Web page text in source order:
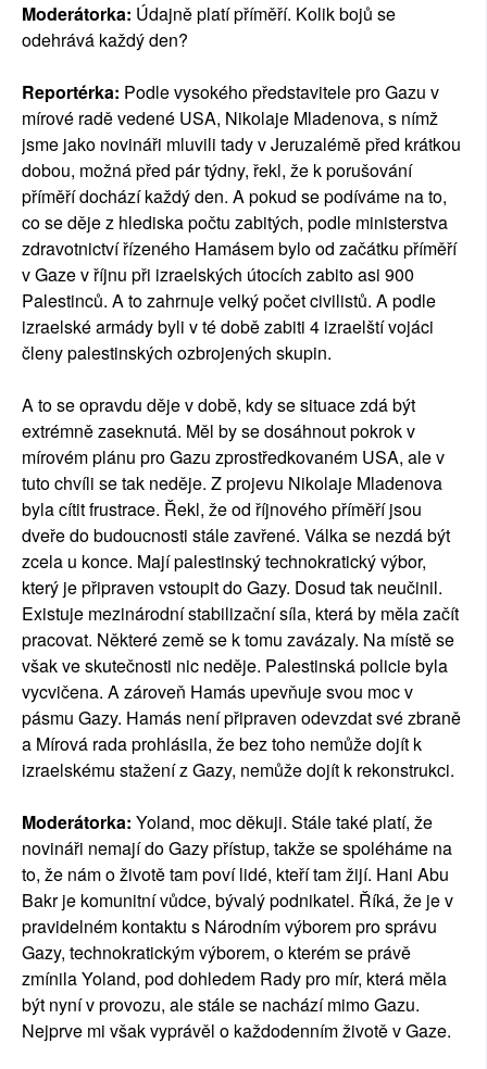
Moderátorka: Údajně platí příměří. Kolik bojů se
odehrává každý den?
Reportérka: Podle vysokého představitele pro Gazu v
mírové radě vedené USA, Nikolaje Mladenova, s nímž
jsme jako novináři mluvili tady v Jeruzalémě před krátkou
dobou, možná před pár týdny, řekl, že k porušování
příměří dochází každý den. A pokud se podíváme na to,
co se děje z hlediska počtu zabitých, podle ministerstva
zdravotnictví řízeného Hamásem bylo od začátku příměří
v Gaze v říjnu při izraelských útocích zabito asi 900
Palestinců. A to zahrnuje velký počet civilistů. A podle
izraelské armády byli v té době zabiti 4 izraelští vojáci
členy palestinských ozbrojených skupin.
A to se opravdu děje v době, kdy se situace zdá být
extrémně zaseknutá. Měl by se dosáhnout pokrok v
mírovém plánu pro Gazu zprostředkovaném USA, ale v
tuto chvíli se tak neděje. Z projevu Nikolaje Mladenova
byla cítit frustrace. Řekl, že od říjnového příměří jsou
dveře do budoucnosti stále zavřené. Válka se nezdá být
zcela u konce. Mají palestinský technokratický výbor,
který je připraven vstoupit do Gazy. Dosud tak neučinil.
Existuje mezinárodní stabilizační síla, která by měla začít
pracovat. Některé země se k tomu zavázaly. Na místě se
však ve skutečnosti nic neděje. Palestinská policie byla
vycvičena. A zároveň Hamás upevňuje svou moc v
pásmu Gazy. Hamás není připraven odevzdat své zbraně
a Mírová rada prohlásila, že bez toho nemůže dojít k
izraelskému stažení z Gazy, nemůže dojít k rekonstrukci.
Moderátorka: Yoland, moc děkuji. Stále také platí, že
novináři nemají do Gazy přístup, takže se spoléháme na
to, že nám o životě tam poví lidé, kteří tam žijí. Hani Abu
Bakr je komunitní vůdce, bývalý podnikatel. Říká, že je v
pravidelném kontaktu s Národním výborem pro správu
Gazy, technokratickým výborem, o kterém se právě
zmínila Yoland, pod dohledem Rady pro mír, která měla
být nyní v provozu, ale stále se nachází mimo Gazu.
Nejprve mi však vyprávěl o každodenním životě v Gaze.